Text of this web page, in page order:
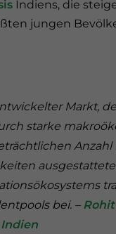
Indiens, die
jungen
Markt,
starke
bei. –
Indien